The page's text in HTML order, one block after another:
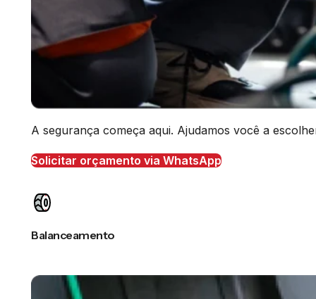
A segurança começa aqui. Ajudamos você a
Solicitar orçamento via WhatsApp
Balanceamento